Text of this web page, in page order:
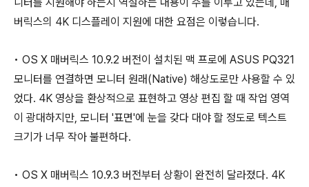
버릭스의 4K 디스플레이 지원에 대한 요점은 이렇습니다.
• OS X 매버릭스 10.9.2 버전이 설치된 맥 프로에 ASUS PQ321
모니터를 연결하면 모니터 원래(Native) 해상도로만 사용할 수 있
었다. 4K 영상을 환상적으로 표현하고 영상 편집 할 때 작업 영역
이 광대하지만, 모니터 '표면'에 눈을 갖다 대야 할 정도로 텍스트
크기가 너무 작아 불편하다.
• OS X 매버릭스 10.9.3 버전부터 상황이 완전히 달라졌다. 4K